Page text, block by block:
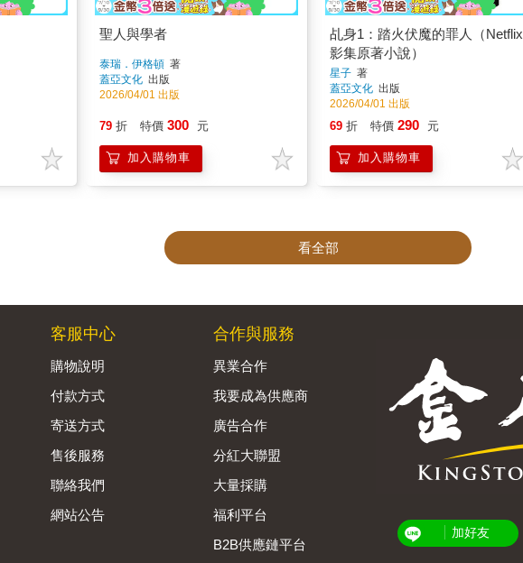
聖人與學者
泰瑞．伊格頓著
蓋亞文化 出版
2026/04/01 出版
79 折 特價 300 元
加入購物車
乩身1：踏火伏魔的罪人（Netflix
影集原著小說）
星子著
蓋亞文化 出版
2026/04/01 出版
69 折 特價 290 元
加入購物車
看全部
客服中心
購物說明
付款方式
寄送方式
售後服務
聯絡我們
網站公告
合作與服務
異業合作
我要成為供應商
廣告合作
分紅大聯盟
大量採購
福利平台
B2B供應鏈平台
加好友